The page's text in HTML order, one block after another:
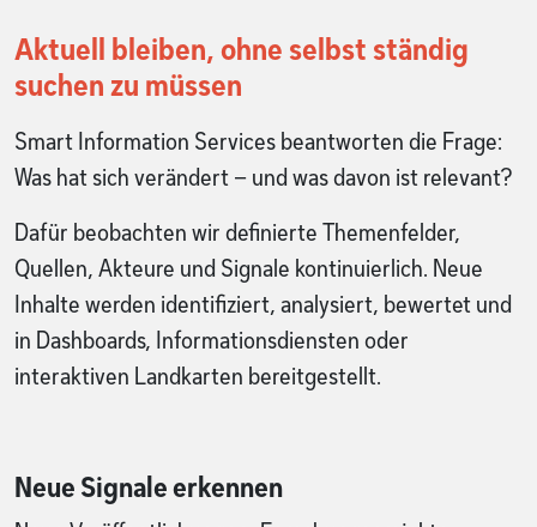
Aktuell bleiben, ohne selbst ständig
suchen zu müssen
Smart Information Services beantworten die Frage:
Was hat sich verändert – und was davon ist relevant?
Dafür beobachten wir definierte Themenfelder,
Quellen, Akteure und Signale kontinuierlich. Neue
Inhalte werden identifiziert, analysiert, bewertet und
in Dashboards, Informationsdiensten oder
interaktiven Landkarten bereitgestellt.
Neue Signale erkennen